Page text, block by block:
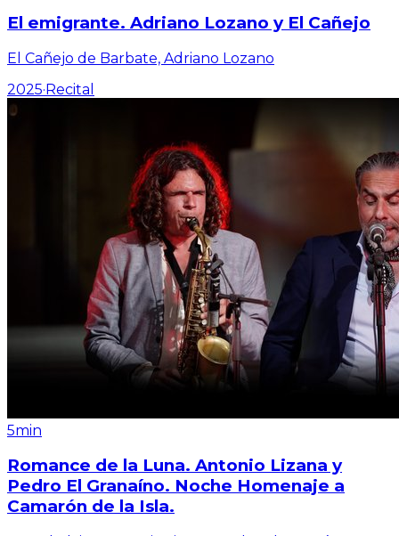
El emigrante. Adriano Lozano y El Cañejo
El Cañejo de Barbate, Adriano Lozano
2025·Recital
5min
Romance de la Luna. Antonio Lizana y
Pedro El Granaíno. Noche Homenaje a
Camarón de la Isla.